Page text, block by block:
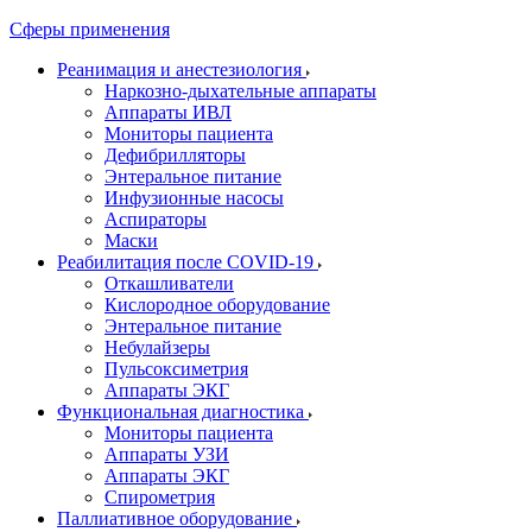
Сферы применения
Реанимация и анестезиология
Наркозно-дыхательные аппараты
Аппараты ИВЛ
Мониторы пациента
Дефибрилляторы
Энтеральное питание
Инфузионные насосы
Аспираторы
Маски
Реабилитация после COVID-19
Откашливатели
Кислородное оборудование
Энтеральное питание
Небулайзеры
Пульсоксиметрия
Аппараты ЭКГ
Функциональная диагностика
Мониторы пациента
Аппараты УЗИ
Аппараты ЭКГ
Спирометрия
Паллиативное оборудование